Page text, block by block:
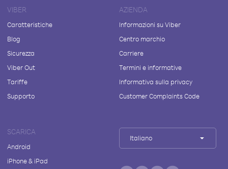
VIBER
Caratteristiche
Blog
Sicurezza
Viber Out
Tariffe
Supporto
AZIENDA
Informazioni su Viber
Centro marchio
Carriere
Termini e informative
Informativa sulla privacy
Customer Complaints Code
SCARICA
Android
iPhone & iPad
Italiano